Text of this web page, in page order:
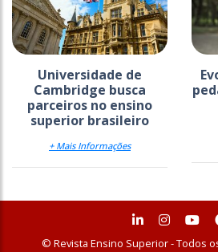
Universidade de
Cambridge busca
parceiros no ensino
superior brasileiro
+ Mais Informações
© Revista Ensino Superior - Todos